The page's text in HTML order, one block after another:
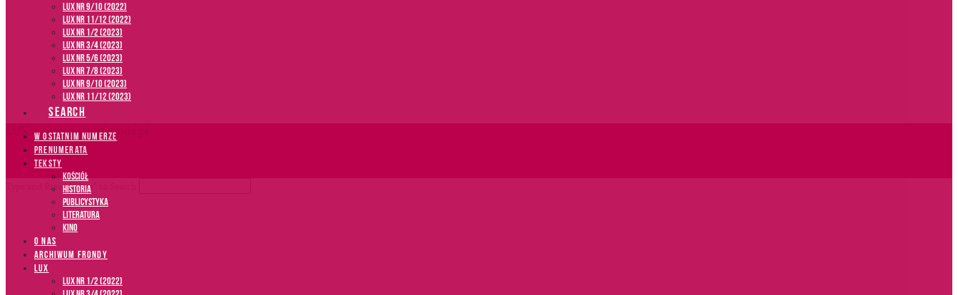
LUX nr 9/10 (2022)
LUX NR 11/12 (2022)
LUX NR 1/2 (2023)
LUX NR 3/4 (2023)
LUX NR 5/6 (2023)
LUX NR 7/8 (2023)
LUX NR 9/10 (2023)
LUX NR 11/12 (2023)
SEARCH
W OSTATNIM NUMERZE
PRENUMERATA
TEKSTY
Kościół
Historia
Publicystyka
Literatura
Kino
O NAS
ARCHIWUM FRONDY
LUX
LUX NR 1/2 (2022)
LUX.wydawnictwofronda.pl
Type and Press “enter” to Search